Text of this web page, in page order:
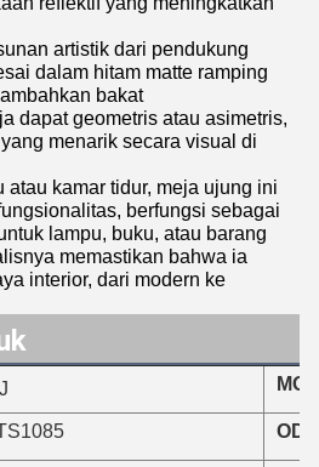
artistik dari pendukung
dalam hitam matte ramping
bakat
dapat geometris atau asimetris,
menarik secara visual di
atau kamar tidur, meja ujung ini
berfungsi sebagai
lampu, buku, atau barang
memastikan bahwa ia
interior, dari modern ke